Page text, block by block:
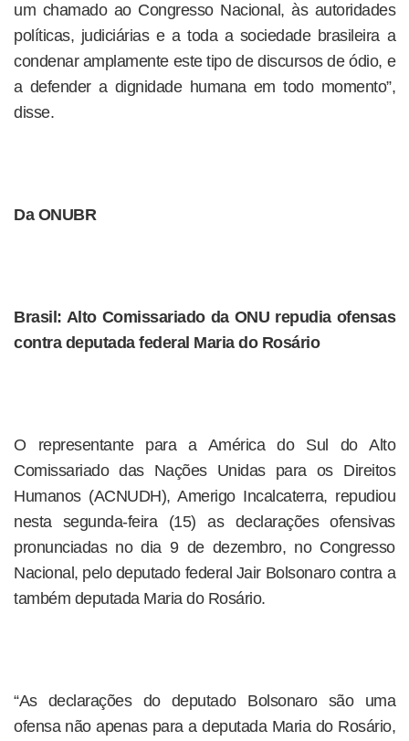
um chamado ao Congresso Nacional, às autoridades
políticas, judiciárias e a toda a sociedade brasileira a
condenar amplamente este tipo de discursos de ódio, e
a defender a dignidade humana em todo momento”,
disse.
Da ONUBR
Brasil: Alto Comissariado da ONU repudia ofensas
contra deputada federal Maria do Rosário
O representante para a América do Sul do Alto
Comissariado das Nações Unidas para os Direitos
Humanos (ACNUDH), Amerigo Incalcaterra, repudiou
nesta segunda-feira (15) as declarações ofensivas
pronunciadas no dia 9 de dezembro, no Congresso
Nacional, pelo deputado federal Jair Bolsonaro contra a
também deputada Maria do Rosário.
“As declarações do deputado Bolsonaro são uma
ofensa não apenas para a deputada Maria do Rosário,